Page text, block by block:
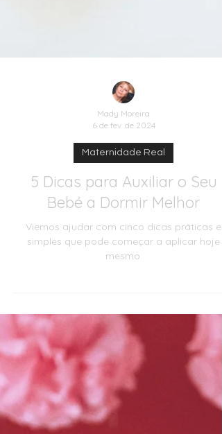
6 de fev. de 2024
Maternidade Real
5 Dicas para Auxiliar o Seu
simples que pode começar a aplicar hoje
mesmo.